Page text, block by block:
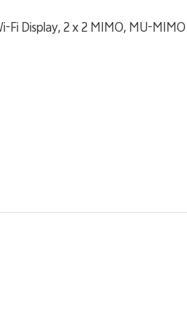
Fi Display, 2 x 2 MIMO, MU-MIMO